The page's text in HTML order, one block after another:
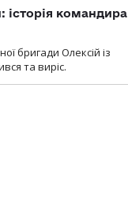
історія командира
бригади Олексій із
та виріс.